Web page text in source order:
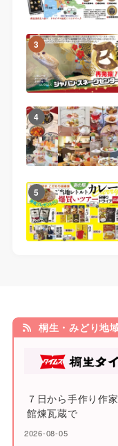
3
4
5
桐生・みどり地
７日から手作り
館煉瓦蔵で
2026-08-05